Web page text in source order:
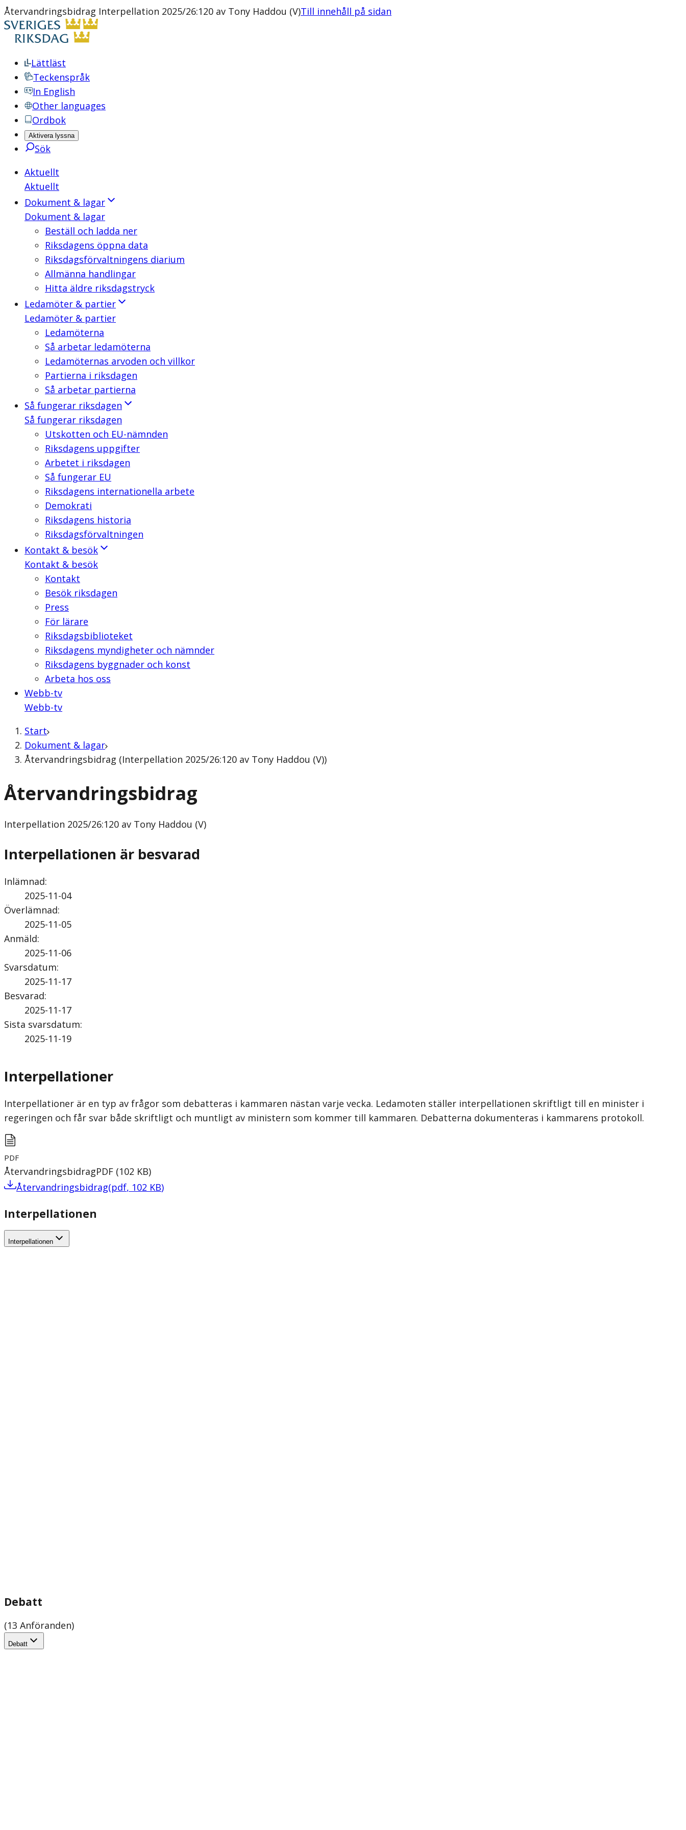
Återvandringsbidrag Interpellation 2025/26:120 av Tony Haddou (V)Till innehåll på sidan
Lättläst
Teckenspråk
In English
Other languages
Ordbok
Aktivera lyssna
Sök
Aktuellt
Aktuellt
Dokument & lagar
Dokument & lagar
Beställ och ladda ner
Riksdagens öppna data
Riksdagsförvaltningens diarium
Allmänna handlingar
Hitta äldre riksdagstryck
Ledamöter & partier
Ledamöter & partier
Ledamöterna
Så arbetar ledamöterna
Ledamöternas arvoden och villkor
Partierna i riksdagen
Så arbetar partierna
Så fungerar riksdagen
Så fungerar riksdagen
Utskotten och EU-nämnden
Riksdagens uppgifter
Arbetet i riksdagen
Så fungerar EU
Riksdagens internationella arbete
Demokrati
Riksdagens historia
Riksdagsförvaltningen
Kontakt & besök
Kontakt & besök
Kontakt
Besök riksdagen
Press
För lärare
Riksdagsbiblioteket
Riksdagens myndigheter och nämnder
Riksdagens byggnader och konst
Arbeta hos oss
Webb-tv
Webb-tv
Start
Dokument & lagar
Återvandringsbidrag (Interpellation 2025/26:120 av Tony Haddou (V))
Återvandringsbidrag
Interpellation 2025/26:120 av Tony Haddou (V)
Interpellationen är besvarad
Inlämnad:
2025-11-04
Överlämnad:
2025-11-05
Anmäld:
2025-11-06
Svarsdatum:
2025-11-17
Besvarad:
2025-11-17
Sista svarsdatum:
2025-11-19
Interpellationer
Interpellationer är en typ av frågor som debatteras i kammaren nästan varje vecka. Ledamoten ställer interpellationen skriftligt till en minister i
regeringen och får svar både skriftligt och muntligt av ministern som kommer till kammaren. Debatterna dokumenteras i kammarens protokoll.
PDF
ÅtervandringsbidragPDF (102 KB)
Återvandringsbidrag(pdf, 102 KB)
Interpellationen
Interpellationen
Debatt
(13 Anföranden)
Debatt